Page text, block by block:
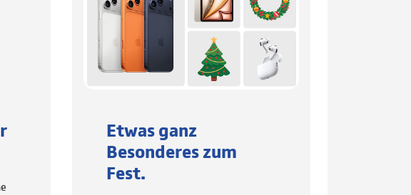
Etwas ganz
Besonderes zum
Fest.